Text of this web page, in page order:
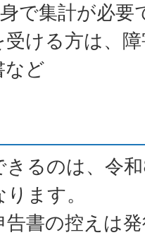
で集計が必要
受ける方は、
など
きるのは、令
ます。
告書の控えは